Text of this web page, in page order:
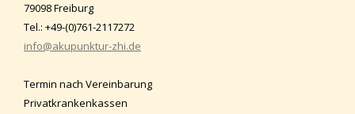
79098 Freiburg
Tel.: +49-(0)761-2117272
info@akupunktur-zhi.de
Termin nach Vereinbarung
Privatkrankenkassen